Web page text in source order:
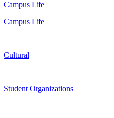
Campus Life
Campus Life
Cultural
Student Organizations